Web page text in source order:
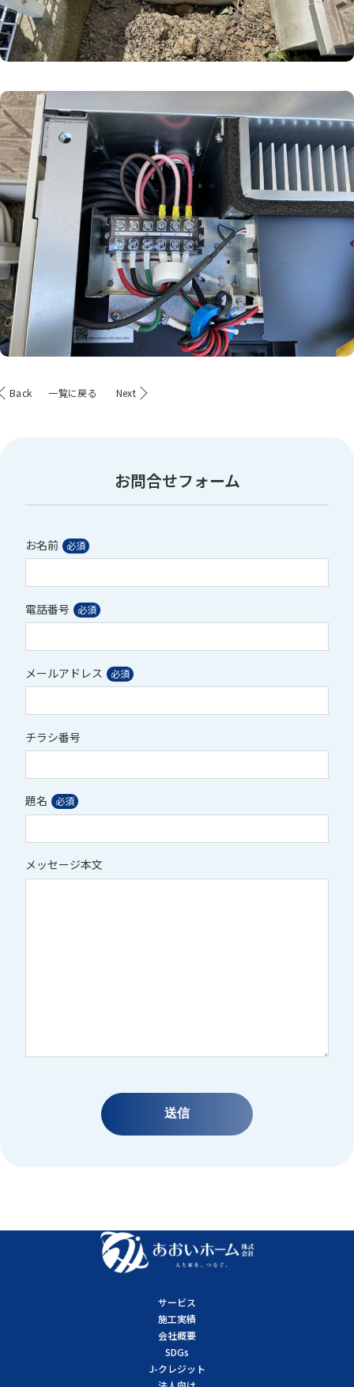
Back 一覧に戻る Next
お問合せフォーム
お名前
電話番号
メールアドレス
チラシ番号
題名
メッセージ本文
サービス
施工実績
会社概要
SDGs
J-クレジット